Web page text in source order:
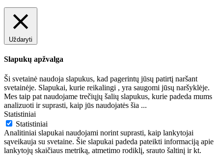
Uždaryti
Slapukų apžvalga
Ši svetainė naudoja slapukus, kad pagerintų jūsų patirtį naršant
svetainėje. Slapukai, kurie reikalingi , yra saugomi jūsų naršyklėje.
Mes taip pat naudojame trečiųjų šalių slapukus, kurie padeda mums
analizuoti ir suprasti, kaip jūs naudojatės šia ...
Statistiniai
Statistiniai
Analitiniai slapukai naudojami norint suprasti, kaip lankytojai
sąveikauja su svetaine. Šie slapukai padeda pateikti informaciją apie
lankytojų skaičiaus metriką, atmetimo rodiklį, srauto šaltinį ir kt.